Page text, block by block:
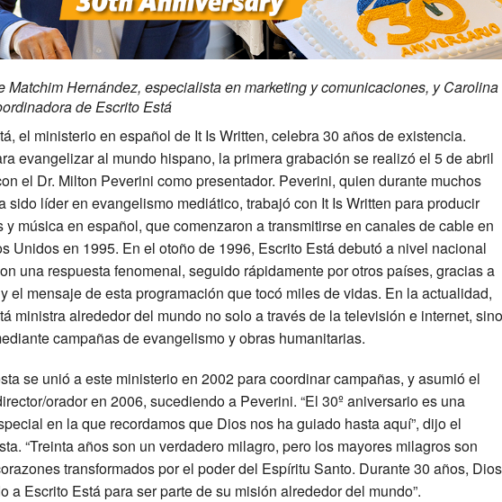
Matchim Hernández, especialista en marketing y comunicaciones, y Carolina
de Escrito Está
el ministerio en español de It Is Written, celebra 30 años de existencia.
evangelizar al mundo hispano, la primera grabación se realizó el 5 de abril
el Dr. Milton Peverini como presentador. Peverini, quien durante muchos
sido líder en evangelismo mediático, trabajó con It Is Written para producir
y música en español, que comenzaron a transmitirse en canales de cable en
Unidos en 1995. En el otoño de 1996, Escrito Está debutó a nivel nacional
una respuesta fenomenal, seguido rápidamente por otros países, gracias a
el mensaje de esta programación que tocó miles de vidas. En la actualidad,
ministra alrededor del mundo no solo a través de la televisión e internet,
campañas de evangelismo y obras humanitarias.
se unió a este ministerio en 2002 para coordinar campañas, y asumió el
orador en 2006, sucediendo a Peverini. “El 30º aniversario es una
en la que recordamos que Dios nos ha guiado hasta aquí”, dijo el
“Treinta años son un verdadero milagro, pero los mayores milagros son
transformados por el poder del Espíritu Santo. Durante 30 años, Dios
a Escrito Está para ser parte de su misión alrededor del mundo”.